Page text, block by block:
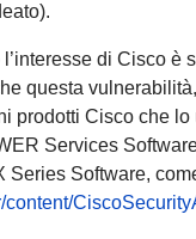
di Cisco è
questa
prodotti Cisco che
Services
Series Software,